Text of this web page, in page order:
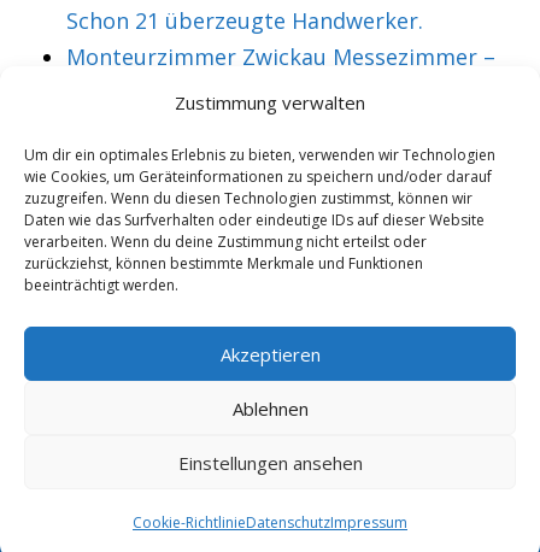
Zustimmung verwalten
Um dir ein optimales Erlebnis zu bieten, verwenden wir Technologien
wie Cookies, um Geräteinformationen zu speichern und/oder darauf
zuzugreifen. Wenn du diesen Technologien zustimmst, können wir
Daten wie das Surfverhalten oder eindeutige IDs auf dieser Website
verarbeiten. Wenn du deine Zustimmung nicht erteilst oder
zurückziehst, können bestimmte Merkmale und Funktionen
beeinträchtigt werden.
Akzeptieren
Ablehnen
Einstellungen ansehen
Cookie-RichtlinieDatenschutzImpressum
Schon 21 überzeugte Handwerker.
Monteurzimmer Zwickau Messezimmer –
Über 36 treue Montagearbeiter.
VORHERIGER ARTIKEL
Monteurzimmer Am
Ettersberg
Messezimmer –
Schon 22 aktive
NÄCHSTER ARTIKEL
Messezimmer
Amöneburg
günstig und
Copyright 2025/26 - Wohnung mieten |
10.8.2026